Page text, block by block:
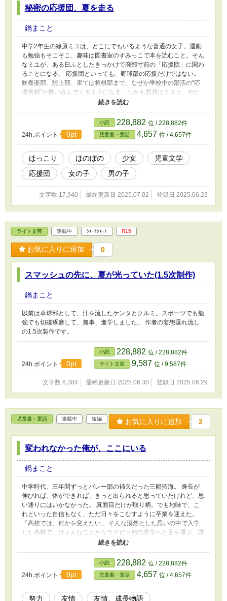
秘密の応援団、夏を走る
鍋まこと
中学2年生の篠原ミユは、どこにでもいるような普通の女子。運動
も勉強もそこそこ、趣味は図書室のすみっこで本を読むこと。そん
なミユが、ある日ふとしたきっかけで廃部寸前の「応援団」に関わ
ることになる。 応援団といっても、野球部の応援だけではない。
吹奏楽部、陸上部、果ては将棋部まで、なぜか学校中の部活の“応
援依頼”が舞い込んでくるようになる。しかも団員はミユと、やた
らポジティブでお調子者の男子・カンジ、それに無口で目つきの鋭
ミユだが、さまざまな部活の「舞台裏」を知るうちに、自分にも何
かを応援する力があるのかもしれないと思いはじめる。汗と涙の練
習、くすぶる悔しさ、誰にも見えない努力――そんな仲間の姿
を“応援する側”として見つめた夏が、少しずつミユのなかの何かを
変えていく。 やがて彼女たちは、自分たちの“応援”がちょっとした
奇跡を呼ぶことになる――。
24h.ポイント 0pt
小説 228,882 位 / 228,882件
児童書・童話 4,657 位 / 4,657件
ほっこり ほのぼの 少女
児童文学
応援団
女の子 男の子
文字数 17,940 最終更新日 2025.07.02 登録日 2025.06.23
ライト文芸 連載中 ｼｮｰﾄｼｮｰﾄ R15
お気に入りに追加 0
スマッシュの先に、夏が光っていた(1.5次制作)
鍋まこと
以前は卓球部として、汗を流したケンタとクルミ。スポーツでも勉
強でも切磋琢磨して、無事、進学しました。 作者の妄想垂れ流し
の1.5次製作です。
24h.ポイント 0pt
小説 228,882 位 / 228,882件
ライト文芸 9,587 位 / 9,587件
文字数 6,384 最終更新日 2025.06.30 登録日 2025.06.29
児童書・童話 連載中 短編 お気に入りに追加 2
変われなかった俺が、ここにいる
鍋まこと
中学時代、三年間ずっとバレー部の補欠だった三船拓海。 身長が
伸びれば、体ができれば、きっと出られると思っていたけれど、思
い通りにはいかなかった。 真面目だけが取り柄。でも地味で、こ
れといった自信もなく、ただ日々をこなすように卒業を迎えた。
「高校では、何かを変えたい」 そんな漠然とした思いの中で入学
した高校で、ひょんなことからラグビー部の見学へと足を運ぶ。誘
ってきたのは、中学では一度も運動部に入らなかった肥満体型の友
人・鈴木裕也。彼もまた「痩せたいから」という軽い理由でラグビ
ー部への入部を決める。 しかし、ここから二人の道は大きく分か
れはじめる。 筋トレと食事指導、毎日の反復練習。努力を重ねる
うちに、裕也の身体は目に見えて変わっていく。パワーがつき、動
ける体になり、あっという間に存在感を増していった。 一方の拓
海は、フォームが崩れ、筋肉もつきにくく、パワーでもスピードで
24h.ポイント 0pt
小説 228,882 位 / 228,882件
児童書・童話 4,657 位 / 4,657件
努力 友情 友情、成長物語